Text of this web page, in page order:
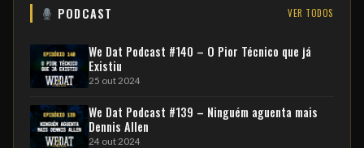
PODCAST VER TODOS
We Dat Podcast #140 – O Pior Técnico que já
Existiu
25 out 2024
We Dat Podcast #139 – Ninguém aguenta mais
Dennis Allen
24 out 2024